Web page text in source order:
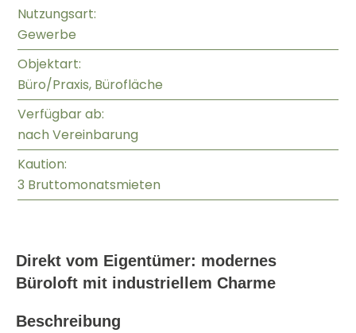
Nutzungsart:
Gewerbe
Objektart:
Büro/Praxis, Bürofläche
Verfügbar ab:
nach Vereinbarung
Kaution:
3 Bruttomonatsmieten
Direkt vom Eigentümer: modernes
Büroloft mit industriellem Charme
Beschreibung